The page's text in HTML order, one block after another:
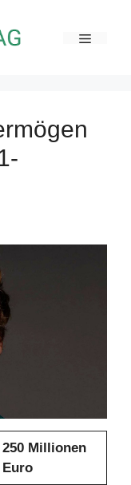
250 Millionen
Euro